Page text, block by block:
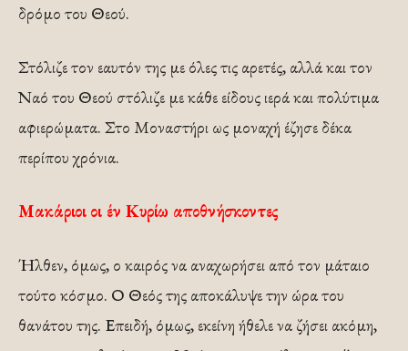
δρόμο του Θεού.
Στόλιζε τον εαυτόν της με όλες τις αρετές, αλλά και τον
Ναό του Θεού στόλιζε με κάθε είδους ιερά και πολύτιμα
αφιερώματα. Στο Μοναστήρι ως μοναχή έζησε δέκα
περίπου χρόνια.
Μακάριοι οι έν Κυρίω αποθνήσκοντες
Ήλθεν, όμως, ο καιρός να αναχωρήσει από τον μάταιο
τούτο κόσμο. Ο Θεός της αποκάλυψε την ώρα του
θανάτου της. Επειδή, όμως, εκείνη ήθελε να ζήσει ακόμη,